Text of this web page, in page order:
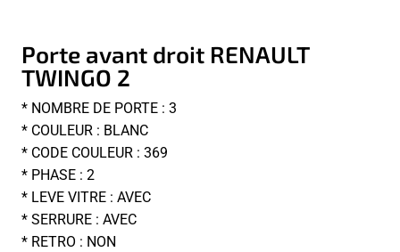
Porte avant droit RENAULT
TWINGO 2
* NOMBRE DE PORTE : 3
* COULEUR : BLANC
* CODE COULEUR : 369
* PHASE : 2
* LEVE VITRE : AVEC
* SERRURE : AVEC
* RETRO : NON